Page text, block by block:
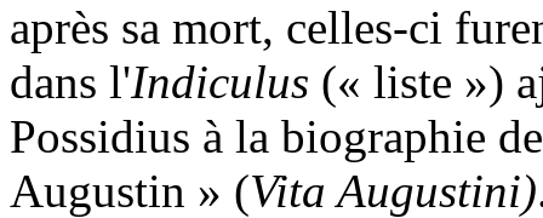
après sa mort, celles-ci
dans l'Indiculus (« liste »)
Possidius à la biographie
Augustin » (Vita Augustini)